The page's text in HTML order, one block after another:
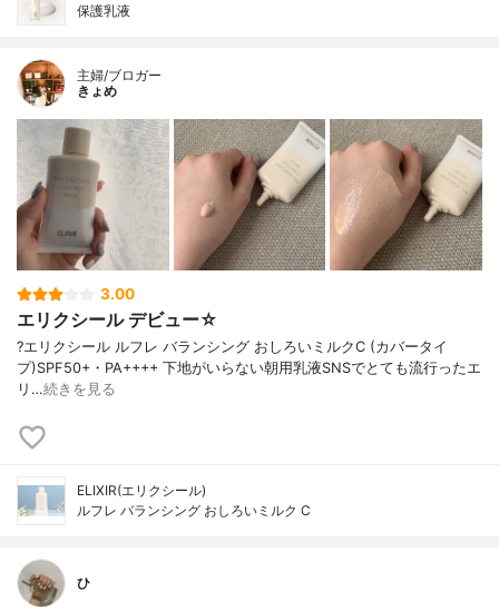
保護乳液
主婦/ブロガー
きょめ
3.00
エリクシール デビュー☆
?エリクシール ルフレ バランシング おしろいミルクC (カバータイ
プ)SPF50+・PA++++ 下地がいらない朝用乳液SNSでとても流行ったエ
リ…続きを見る
ELIXIR(エリクシール)
ルフレ バランシング おしろいミルク C
ひ